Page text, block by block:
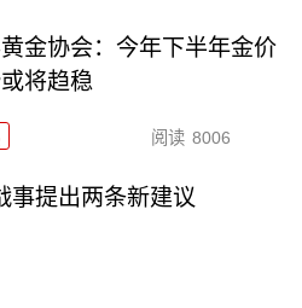
金协会：今年下半年金价
将趋稳
阅读 8006
事提出两条新建议